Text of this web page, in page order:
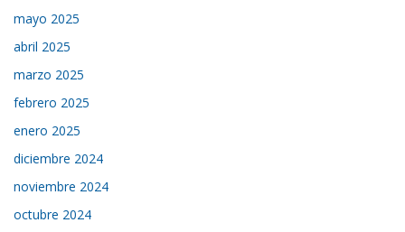
mayo 2025
abril 2025
marzo 2025
febrero 2025
enero 2025
diciembre 2024
noviembre 2024
octubre 2024